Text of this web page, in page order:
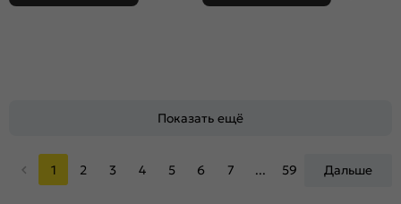
Показать ещё
1 2 3 4 5 6 7 ... 59 Дальше